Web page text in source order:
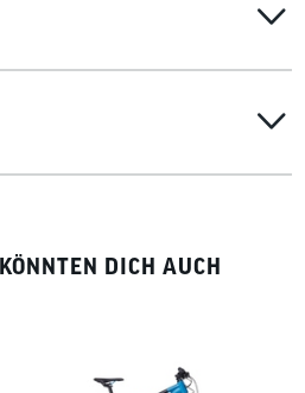
DICH AUCH